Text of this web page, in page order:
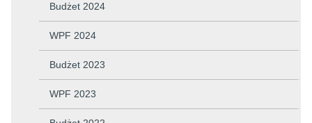
Budżet 2024
WPF 2024
Budżet 2023
WPF 2023